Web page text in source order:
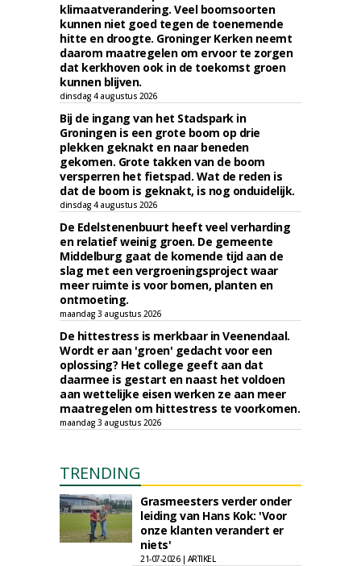
klimaatverandering. Veel boomsoorten
kunnen niet goed tegen de toenemende
hitte en droogte. Groninger Kerken neemt
daarom maatregelen om ervoor te zorgen
dat kerkhoven ook in de toekomst groen
kunnen blijven.
dinsdag 4 augustus 2026
Bij de ingang van het Stadspark in
Groningen is een grote boom op drie
plekken geknakt en naar beneden
gekomen. Grote takken van de boom
versperren het fietspad. Wat de reden is
dat de boom is geknakt, is nog onduidelijk.
dinsdag 4 augustus 2026
De Edelstenenbuurt heeft veel verharding
en relatief weinig groen. De gemeente
Middelburg gaat de komende tijd aan de
slag met een vergroeningsproject waar
meer ruimte is voor bomen, planten en
ontmoeting.
maandag 3 augustus 2026
De hittestress is merkbaar in Veenendaal.
Wordt er aan 'groen' gedacht voor een
oplossing? Het college geeft aan dat
daarmee is gestart en naast het voldoen
aan wettelijke eisen werken ze aan meer
maatregelen om hittestress te voorkomen.
maandag 3 augustus 2026
TRENDING
Grasmeesters verder onder
leiding van Hans Kok: 'Voor
onze klanten verandert er
niets'
21-07-2026 | ARTIKEL